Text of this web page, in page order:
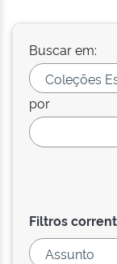
Buscar em:
por
Filtros